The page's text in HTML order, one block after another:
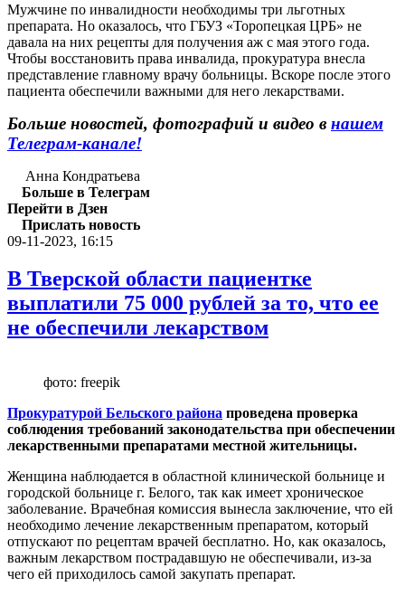
Мужчине по инвалидности необходимы три льготных
препарата. Но оказалось, что ГБУЗ «Торопецкая ЦРБ» не
давала на них рецепты для получения аж с мая этого года.
Чтобы восстановить права инвалида, прокуратура внесла
представление главному врачу больницы. Вскоре после этого
пациента обеспечили важными для него лекарствами.
Больше новостей, фотографий и видео в нашем
Телеграм-канале!
Анна Кондратьева
Больше в Телеграм
Перейти в Дзен
Прислать новость
09-11-2023, 16:15
В Тверской области пациентке
выплатили 75 000 рублей за то, что ее
не обеспечили лекарством
фото: freepik
Прокуратурой Бельского района проведена проверка
соблюдения требований законодательства при обеспечении
лекарственными препаратами местной жительницы.
Женщина наблюдается в областной клинической больнице и
городской больнице г. Белого, так как имеет хроническое
заболевание. Врачебная комиссия вынесла заключение, что ей
необходимо лечение лекарственным препаратом, который
отпускают по рецептам врачей бесплатно. Но, как оказалось,
важным лекарством пострадавшую не обеспечивали, из-за
чего ей приходилось самой закупать препарат.